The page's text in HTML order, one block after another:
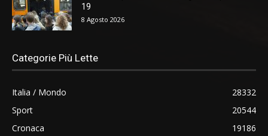
19
8 Agosto 2026
Categorie Più Lette
Italia / Mondo
28332
Sport
20544
Cronaca
19186